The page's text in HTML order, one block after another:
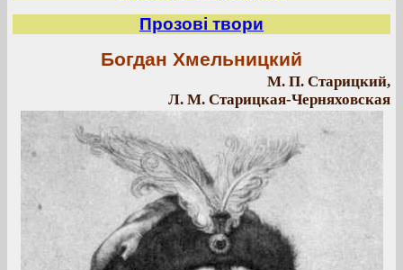
Прозові твори
Богдан Хмельницкий
М. П. Старицкий,
Л. М. Старицкая-Черняховская